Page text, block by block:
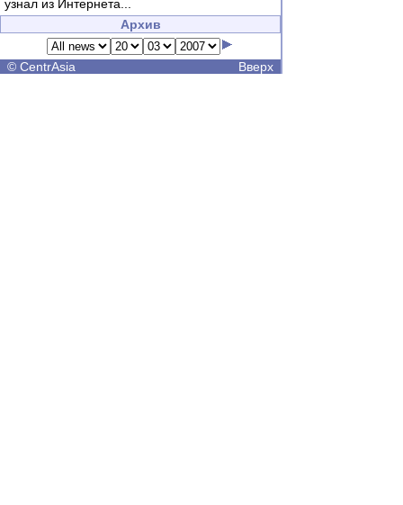
узнал из Интернета...
Архив
© CentrAsia Вверх